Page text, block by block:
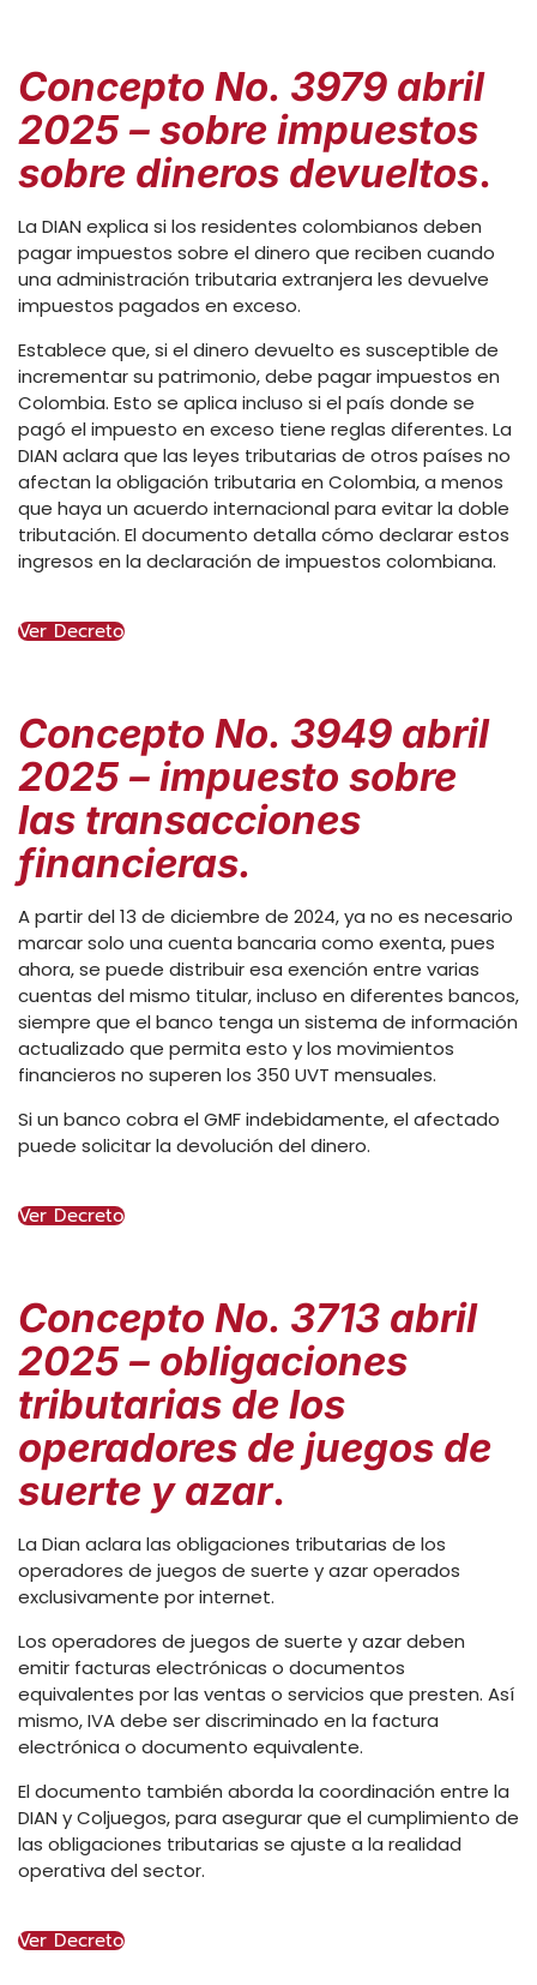
Concepto No. 3979 abril
2025 – sobre impuestos
sobre dineros devueltos.
La DIAN explica si los residentes colombianos deben
pagar impuestos sobre el dinero que reciben cuando
una administración tributaria extranjera les devuelve
impuestos pagados en exceso.
Establece que, si el dinero devuelto es susceptible de
incrementar su patrimonio, debe pagar impuestos en
Colombia. Esto se aplica incluso si el país donde se
pagó el impuesto en exceso tiene reglas diferentes. La
DIAN aclara que las leyes tributarias de otros países no
afectan la obligación tributaria en Colombia, a menos
que haya un acuerdo internacional para evitar la doble
tributación. El documento detalla cómo declarar estos
ingresos en la declaración de impuestos colombiana.
Ver Decreto
Concepto No. 3949 abril
2025 – impuesto sobre
las transacciones
financieras.
A partir del 13 de diciembre de 2024, ya no es necesario
marcar solo una cuenta bancaria como exenta, pues
ahora, se puede distribuir esa exención entre varias
cuentas del mismo titular, incluso en diferentes bancos,
siempre que el banco tenga un sistema de información
actualizado que permita esto y los movimientos
financieros no superen los 350 UVT mensuales.
Si un banco cobra el GMF indebidamente, el afectado
puede solicitar la devolución del dinero.
Ver Decreto
Concepto No. 3713 abril
2025 – obligaciones
tributarias de los
operadores de juegos de
suerte y azar.
La Dian aclara las obligaciones tributarias de los
operadores de juegos de suerte y azar operados
exclusivamente por internet.
Los operadores de juegos de suerte y azar deben
emitir facturas electrónicas o documentos
equivalentes por las ventas o servicios que presten. Así
mismo, IVA debe ser discriminado en la factura
electrónica o documento equivalente.
El documento también aborda la coordinación entre la
DIAN y Coljuegos, para asegurar que el cumplimiento de
las obligaciones tributarias se ajuste a la realidad
operativa del sector.
Ver Decreto